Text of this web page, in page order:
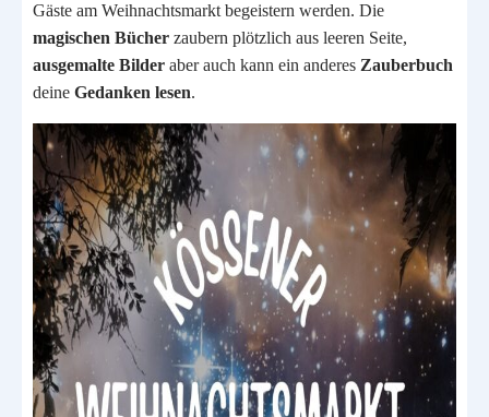
Gäste am Weihnachtsmarkt begeistern werden. Die
magischen Bücher zaubern plötzlich aus leeren Seite,
ausgemalte Bilder aber auch kann ein anderes Zauberbuch
deine Gedanken lesen.